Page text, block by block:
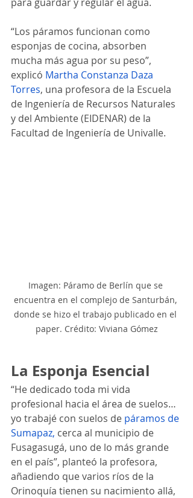
“Los páramos funcionan como
esponjas de cocina, absorben
mucha más agua por su peso”,
explicó Martha Constanza Daza
Torres, una profesora de la Escuela
de Ingeniería de Recursos Naturales
y del Ambiente (EIDENAR) de la
Facultad de Ingeniería de Univalle.
Imagen: Páramo de Berlín que se
encuentra en el complejo de Santurbán,
donde se hizo el trabajo publicado en el
paper. Crédito: Viviana Gómez
La Esponja Esencial
“He dedicado toda mi vida
profesional hacia el área de suelos…
yo trabajé con suelos de páramos de
Sumapaz, cerca al municipio de
Fusagasugá, uno de lo más grande
en el país”, planteó la profesora,
añadiendo que varios ríos de la
Orinoquía tienen su nacimiento allá,